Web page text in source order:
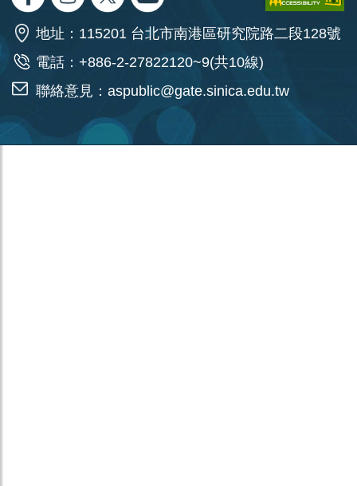
地址：115201 台北市南港區研究院路二段128號
電話：+886-2-27822120~9(共10線)
聯絡意見： aspublic@gate.sinica.edu.tw